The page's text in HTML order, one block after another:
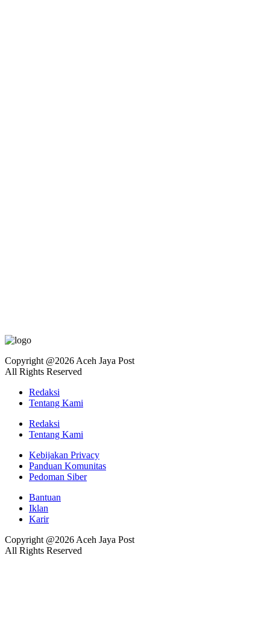
Copyright @2026 Aceh Jaya Post
All Rights Reserved
Redaksi
Tentang Kami
Redaksi
Tentang Kami
Kebijakan Privacy
Panduan Komunitas
Pedoman Siber
Bantuan
Iklan
Karir
Copyright @2026 Aceh Jaya Post
All Rights Reserved